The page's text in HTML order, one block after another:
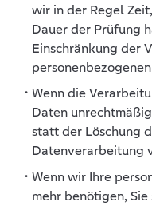
wir in der Regel
Dauer der Prüfung
Einschränkung der
Wenn die
Daten
statt der Löschung
Datenverarbeitung
Wenn wir Ihre
mehr benötigen,